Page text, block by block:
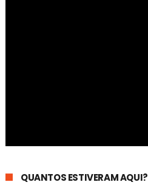
QUANTOS ESTIVERAM AQUI?